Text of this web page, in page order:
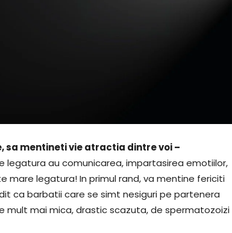
sa mentineti vie atractia dintre voi –
legatura au comunicarea, impartasirea emotiilor,
legatura! In primul rand, va mentine fericiti
ca barbatii care se simt nesiguri pe partenera
mai mica, drastic scazuta, de spermatozoizi